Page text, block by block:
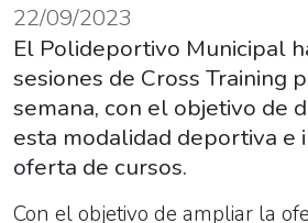
22/09/2023
El Polideportivo Municipal
sesiones de Cross Training
semana, con el objetivo de
esta modalidad deportiva e
oferta de cursos.
Con el objetivo de ampliar la